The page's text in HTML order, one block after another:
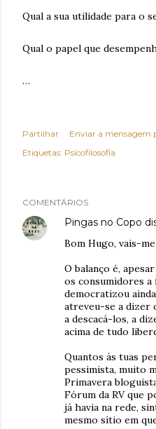
Qual a sua utilidade para o
Qual o papel que
…
Partilhar
Enviar a mensagem
Etiquetas: Psícofilosofia
COMENTÁRIOS
Pingas no Copo
Bom Hugo, vais-
O balanço é,
os consumidores a
democratizou
atreveu-se a dizer
a descacá-los, a
acima de tudo
Quantos às tuas
pessimista, muito
Primavera
Fórum da RV que
já havia na rede,
mesmo sítio em